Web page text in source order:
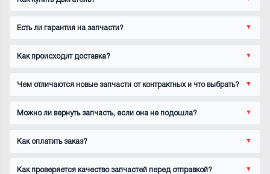
Есть ли гарантия на запчасти?
Как происходит доставка?
Чем отличаются новые запчасти от контрактных и что выбрать?
Можно ли вернуть запчасть, если она не подошла?
Как оплатить заказ?
Как проверяется качество запчастей перед отправкой?